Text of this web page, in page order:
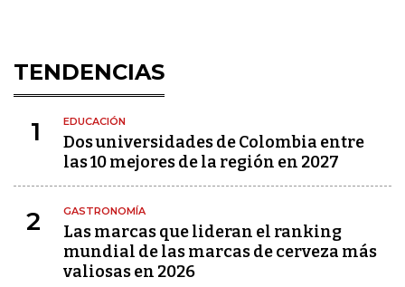
TENDENCIAS
1 EDUCACIÓN
Dos universidades de Colombia entre
las 10 mejores de la región en 2027
2 GASTRONOMÍA
Las marcas que lideran el ranking
mundial de las marcas de cerveza más
valiosas en 2026